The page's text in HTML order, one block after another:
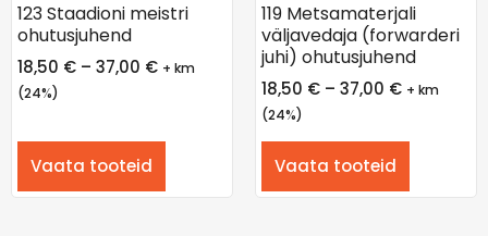
123 Staadioni meistri
ohutusjuhend
18,50 € – 37,00 € + km
(24%)
Vaata tooteid
119 Metsamaterjali
väljavedaja (forwarderi
juhi) ohutusjuhend
18,50 € – 37,00 € + km
(24%)
Vaata tooteid